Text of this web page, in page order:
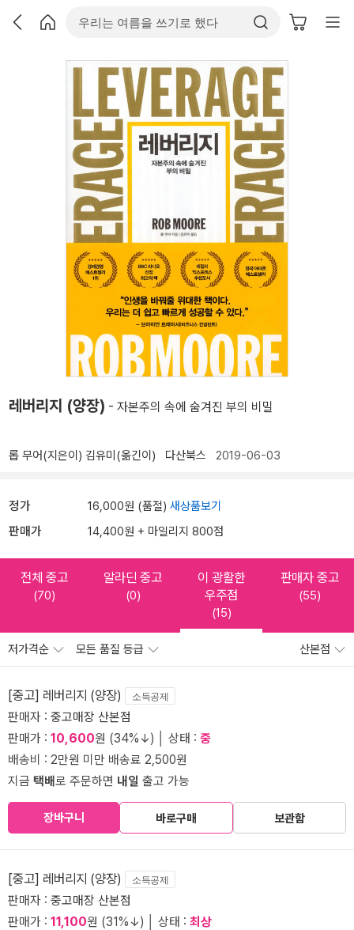
레버리지 (양장) - 자본주의 속에 숨겨진 부의 비밀
롭 무어(지은이) 김유미(옮긴이) 다산북스 2019-06-03
정가 16,000원 (품절) 새상품보기
판매가 14,400원 + 마일리지 800점
전체 중고
(70)
알라딘 중고
(0)
이 광활한
우주점
(15)
판매자 중고
(55)
저가격순 모든 품질 등급 산본점
[중고] 레버리지 (양장) 소득공제
판매자 : 중고매장 산본점
판매가 : 10,600원 (34%↓) │ 상태 : 중
배송비 : 2만원 미만 배송료 2,500원
지금 택배로 주문하면 내일 출고 가능
장바구니 바로구매 보관함
[중고] 레버리지 (양장) 소득공제
판매자 : 중고매장 산본점
판매가 : 11,100원 (31%↓) │ 상태 : 최상